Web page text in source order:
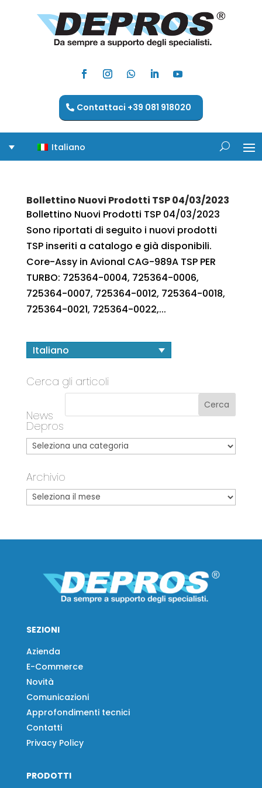
Contattaci +39 081 918020
Italiano
Bollettino Nuovi Prodotti TSP 04/03/2023
Bollettino Nuovi Prodotti TSP 04/03/2023
Sono riportati di seguito i nuovi prodotti
TSP inseriti a catalogo e già disponibili.
Core-Assy in Avional CAG-989A TSP PER
TURBO: 725364-0004, 725364-0006,
725364-0007, 725364-0012, 725364-0018,
725364-0021, 725364-0022,...
Italiano
Cerca gli articoli
News
Depros
Archivio
SEZIONI
Azienda
E-Commerce
Novità
Comunicazioni
Approfondimenti tecnici
Contatti
Privacy Policy
PRODOTTI